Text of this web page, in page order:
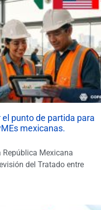
el punto de partida para
mexicanas.
República Mexicana
del Tratado entre